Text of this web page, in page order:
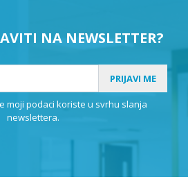
NA NEWSLETTER?
PRIJAVI ME
moji podaci koriste u svrhu slanja
newslettera.